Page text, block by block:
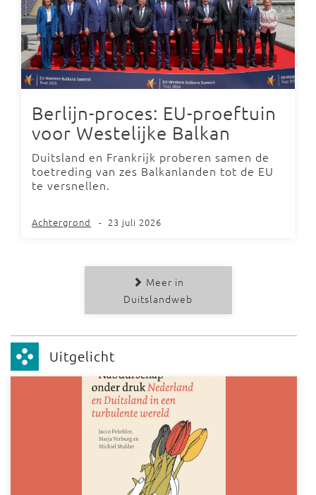
Berlijn-proces: EU-proeftuin
voor Westelijke Balkan
Duitsland en Frankrijk proberen samen de
toetreding van zes Balkanlanden tot de EU
te versnellen.
Achtergrond - 23 juli 2026
Meer in
Duitslandweb
Uitgelicht